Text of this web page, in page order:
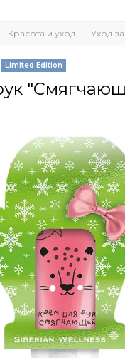
Красота и уход Уход
Limited Edition